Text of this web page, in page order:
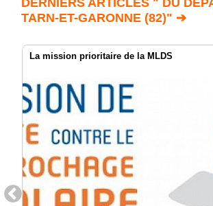
TARN-ET-GARONNE (82)" ➔
La mission prioritaire de la MLDS